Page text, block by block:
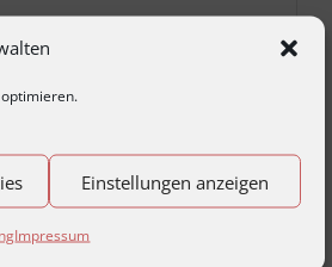
Einstellungen anzeigen
Impressum